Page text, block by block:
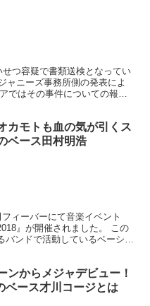
つ容疑で書類送検となってい
ャニーズ事務所側の発表によ
ではその事件についての報道
カモトも血の気が引くス
ベース田村明浩
ィーバーにて音楽イベント
』が開催されました。 この
バンドで活動しているベーシス
ンからメジャデビュー！
ベース才川コージとは